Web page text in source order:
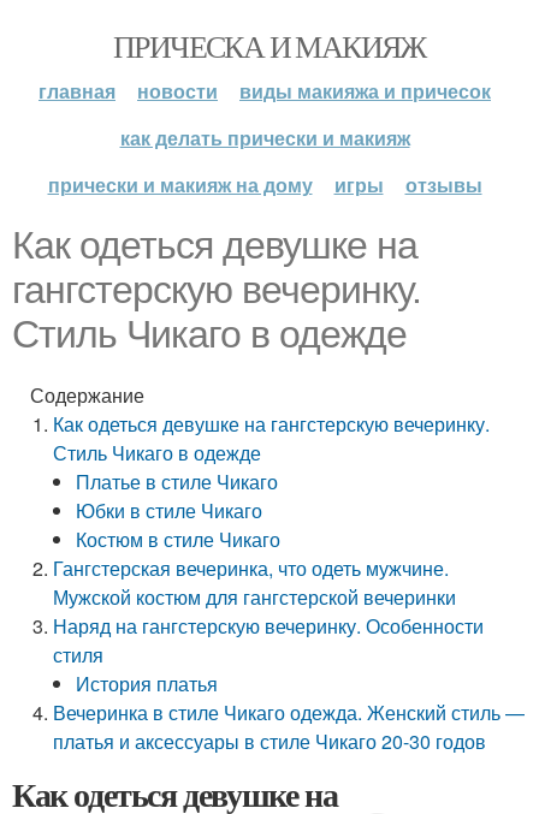
ПРИЧЕСКА И МАКИЯЖ
главная новости
виды макияжа и причесок
как делать прически и макияж
прически и макияж на дому
игры отзывы
Как одеться девушке на
гангстерскую вечеринку.
Стиль Чикаго в одежде
Содержание
Как одеться девушке на гангстерскую вечеринку.
Стиль Чикаго в одежде
Платье в стиле Чикаго
Юбки в стиле Чикаго
Костюм в стиле Чикаго
Гангстерская вечеринка, что одеть мужчине.
Мужской костюм для гангстерской вечеринки
Наряд на гангстерскую вечеринку. Особенности
стиля
История платья
Вечеринка в стиле Чикаго одежда. Женский стиль —
платья и аксессуары в стиле Чикаго 20-30 годов
Как одеться девушке на